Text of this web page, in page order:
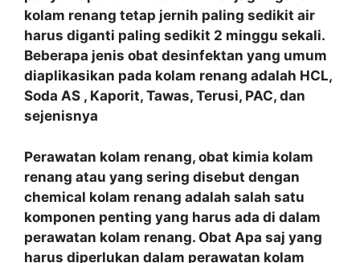
kolam renang tetap jernih paling sedikit air
harus diganti paling sedikit 2 minggu sekali.
Beberapa jenis obat desinfektan yang umum
diaplikasikan pada kolam renang adalah HCL,
Soda AS , Kaporit, Tawas, Terusi, PAC, dan
sejenisnya
Perawatan kolam renang, obat kimia kolam
renang atau yang sering disebut dengan
chemical kolam renang adalah salah satu
komponen penting yang harus ada di dalam
perawatan kolam renang. Obat Apa saj yang
harus diperlukan dalam perawatan kolam